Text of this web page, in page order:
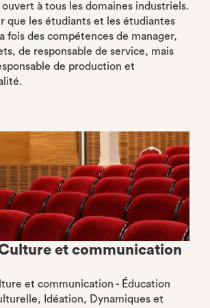
à tous les domaines industriels.
que les étudiants et les étudiantes
fois des compétences de manager,
de responsable de service, mais
de production et
Culture et communication
et communication - Éducation
Idéation, Dynamiques et